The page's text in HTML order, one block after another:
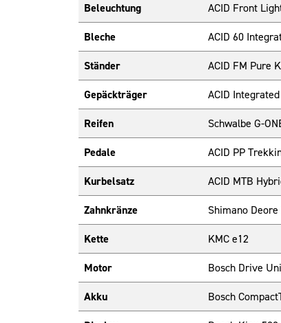
Beleuchtung ACID Front
Bleche ACID 60
Ständer ACID FM Pure
Gepäckträger ACID
Reifen Schwalbe G-
Pedale ACID PP
Kurbelsatz ACID MTB
Zahnkränze Shimano Deore
Kette KMC e12
Motor Bosch Drive
Akku Bosch